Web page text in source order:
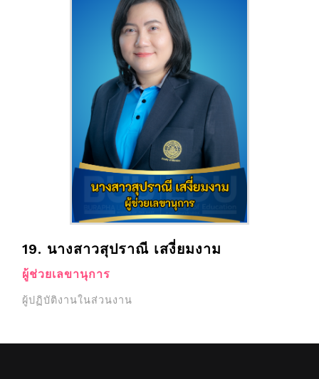
19. นางสาวสุปราณี เสงี่ยมงาม
ผู้ช่วยเลขานุการ
ผู้ปฏิบัติงานในส่วนงาน